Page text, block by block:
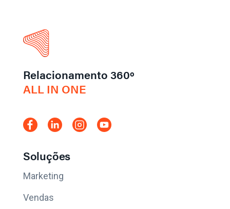
Relacionamento 360º
ALL IN ONE
Soluções
Marketing
Vendas